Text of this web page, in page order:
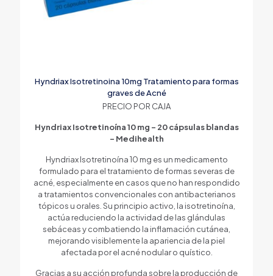
Hyndriax Isotretinoina 10mg Tratamiento para formas
graves de Acné
PRECIO POR CAJA
Hyndriax Isotretinoína 10 mg – 20 cápsulas blandas
– Medihealth
Hyndriax Isotretinoína 10 mg es un medicamento
formulado para el tratamiento de formas severas de
acné, especialmente en casos que no han respondido
a tratamientos convencionales con antibacterianos
tópicos u orales. Su principio activo, la isotretinoína,
actúa reduciendo la actividad de las glándulas
sebáceas y combatiendo la inflamación cutánea,
mejorando visiblemente la apariencia de la piel
afectada por el acné nodular o quístico.
Gracias a su acción profunda sobre la producción de